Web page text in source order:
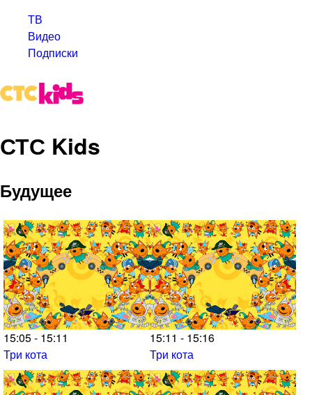
ТВ
Видео
Подписки
СТС Kids
Будущее
15:05 - 15:11
Три кота
15:11 - 15:16
Три кота